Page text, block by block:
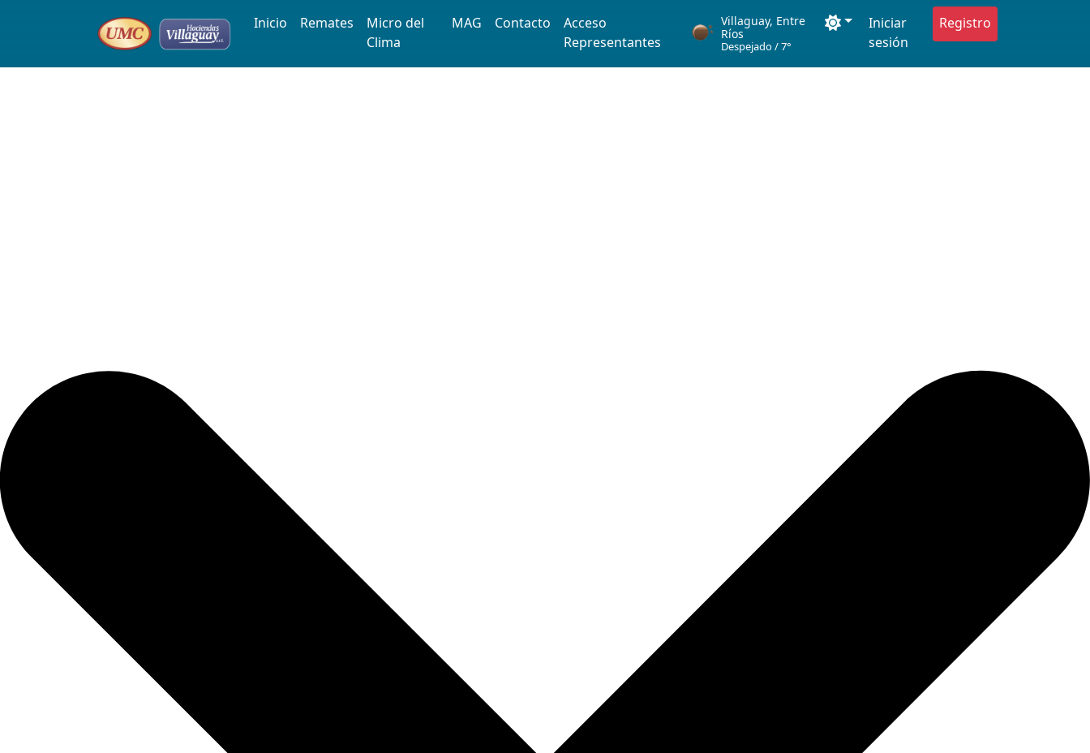
Inicio Remates
Micro del
Clima
MAG Contacto
Acceso
Representantes
Villaguay, Entre
Ríos
Despejado/7°
Iniciar
sesión
Registro
Iniciar sesión